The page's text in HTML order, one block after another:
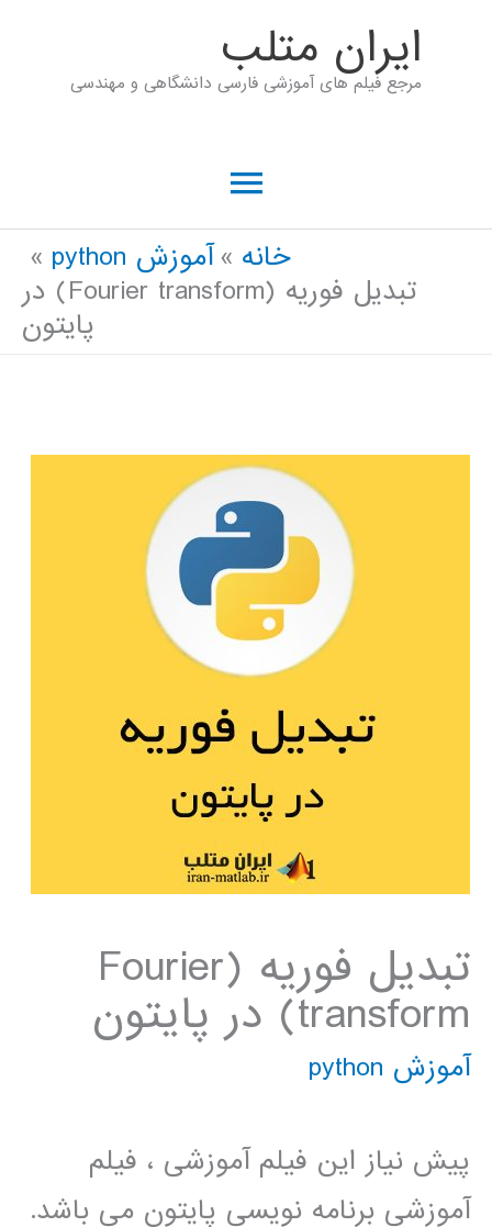
ايران متلب
مرجع فیلم های آموزشی فارسی دانشگاهی و مهندسی
فهرست
اصلیخانه
آموزش python
تبدیل فوریه (Fourier transform) در
پایتون
تبدیل فوریه (Fourier
transform) در پایتون
آموزش python
پیش نیاز این فیلم آموزشی ، فیلم
آموزشی برنامه نویسی پایتون می باشد.